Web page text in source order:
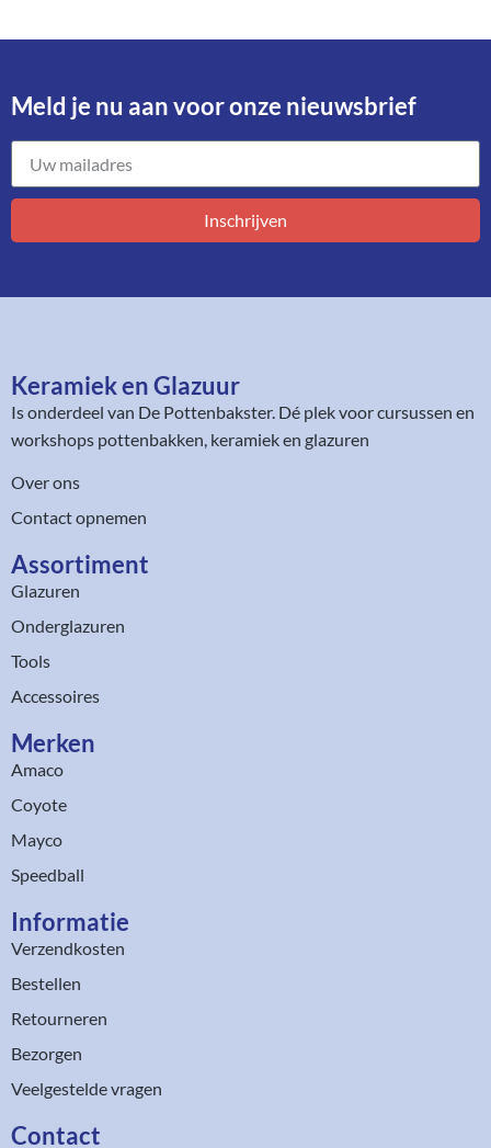
Meld je nu aan voor onze nieuwsbrief​
Inschrijven
Keramiek en Glazuur​
Is onderdeel van De Pottenbakster. Dé plek voor cursussen en
workshops pottenbakken, keramiek en glazuren
Over ons
Contact opnemen
Assortiment​
Glazuren
Onderglazuren
Tools
Accessoires
Merken
Amaco
Coyote
Mayco
Speedball
Informatie
Verzendkosten
Bestellen
Retourneren
Bezorgen
Veelgestelde vragen
Contact